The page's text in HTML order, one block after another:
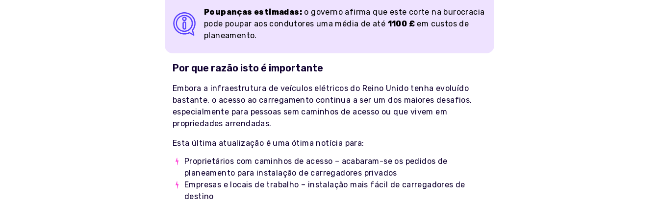
Poupanças estimadas: o governo afirma que este corte na burocracia
pode poupar aos condutores uma média de até 1100 £ em custos de
planeamento.
Por que razão isto é importante
Embora a infraestrutura de veículos elétricos do Reino Unido tenha evoluído
bastante, o acesso ao carregamento continua a ser um dos maiores desafios,
especialmente para pessoas sem caminhos de acesso ou que vivem em
propriedades arrendadas.
Esta última atualização é uma ótima notícia para:
Proprietários com caminhos de acesso – acabaram-se os pedidos de
planeamento para instalação de carregadores privados
Empresas e locais de trabalho – instalação mais fácil de carregadores de
destino